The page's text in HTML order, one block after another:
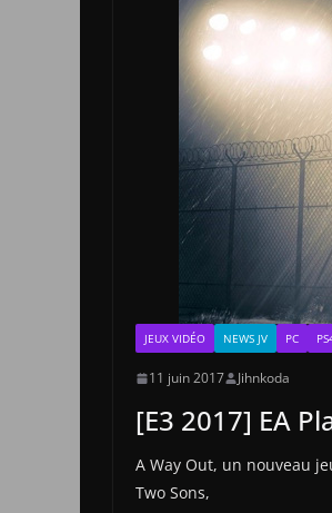
JEUX VIDÉO NEWS JV PC
11 juin 2017 Jihnkoda
[E3 2017] EA
A Way Out, un nouveau
Two Sons,